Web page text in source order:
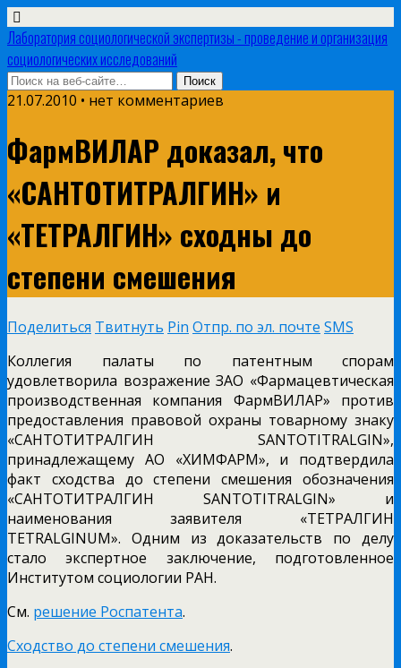
Лаборатория социологической экспертизы - проведение и организация
социологических исследований
21.07.2010 • нет комментариев
ФармВИЛАР доказал, что
«САНТОТИТРАЛГИН» и
«ТЕТРАЛГИН» сходны до
степени смешения
Поделиться Твитнуть Pin Отпр. по эл. почте SMS
Коллегия палаты по патентным спорам
удовлетворила возражение ЗАО «Фармацевтическая
производственная компания ФармВИЛАР» против
предоставления правовой охраны товарному знаку
«САНТОТИТРАЛГИН SANTOTITRALGIN»,
принадлежащему АО «ХИМФАРМ», и подтвердила
факт сходства до степени смешения обозначения
«САНТОТИТРАЛГИН SANTOTITRALGIN» и
наименования заявителя «ТЕТРАЛГИН
TЕTRALGINUM». Одним из доказательств по делу
стало экспертное заключение, подготовленное
Институтом социологии РАН.
См. решение Роспатента.
Сходство до степени смешения.